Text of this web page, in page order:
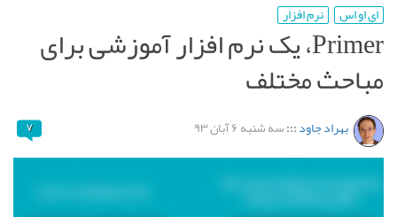
ای او اس نرم افزار
Primer، یک نرم افزار آموزشی برای
مباحث مختلف
بهراد جاود:::سه شنبه ۶ آبان ۹۳ ۷